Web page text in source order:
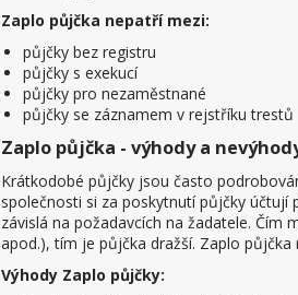
Zaplo půjčka nepatří mezi:
půjčky bez registru
půjčky s exekucí
půjčky pro nezaměstnané
půjčky se záznamem v rejstříku trestů
Zaplo půjčka - výhody a
Krátkodobé půjčky jsou často
společnosti si za poskytnutí půjčky účtují
závislá na požadavcích na žadatele.
apod.), tím je půjčka dražší. Zaplo
Výhody Zaplo půjčky: